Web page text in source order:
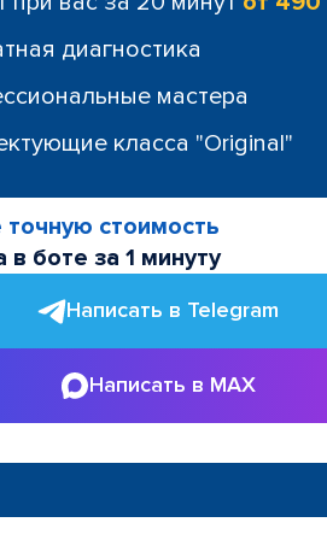
диагностика
мастера
класса "Original"
точную стоимость
в боте за 1 минуту
Написать в Telegram
Написать в MAX